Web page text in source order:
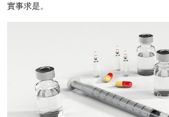
實事求是。